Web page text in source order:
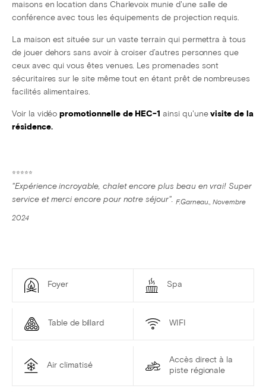
maisons en location dans Charlevoix munie d'une salle de
conférence avec tous les équipements de projection requis.
La maison est située sur un vaste terrain qui permettra à tous
de jouer dehors sans avoir à croiser d’autres personnes que
ceux avec qui vous êtes venues. Les promenades sont
sécuritaires sur le site même tout en étant prêt de nombreuses
facilités alimentaires.
Voir la vidéopromotionnelle de HEC-1 ainsi qu'unevisite de la
résidence.
⭐⭐⭐⭐⭐
"Expérience incroyable, chalet encore plus beau en vrai! Super
service et merci encore pour notre séjour". F.Garneau., Novembre
2024
Foyer Spa
Table de billard WIFI
Air climatisé
Accès direct à la
piste régionale